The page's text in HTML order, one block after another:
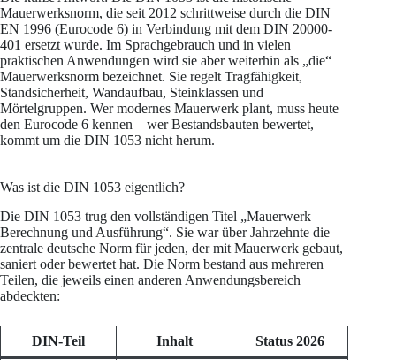
Mauerwerksnorm, die seit 2012 schrittweise durch die DIN
EN 1996 (Eurocode 6) in Verbindung mit dem DIN 20000-
401 ersetzt wurde. Im Sprachgebrauch und in vielen
praktischen Anwendungen wird sie aber weiterhin als „die“
Mauerwerksnorm bezeichnet. Sie regelt Tragfähigkeit,
Standsicherheit, Wandaufbau, Steinklassen und
Mörtelgruppen. Wer modernes Mauerwerk plant, muss heute
den Eurocode 6 kennen – wer Bestandsbauten bewertet,
kommt um die DIN 1053 nicht herum.
Was ist die DIN 1053 eigentlich?
Die DIN 1053 trug den vollständigen Titel „Mauerwerk –
Berechnung und Ausführung“. Sie war über Jahrzehnte die
zentrale deutsche Norm für jeden, der mit Mauerwerk gebaut,
saniert oder bewertet hat. Die Norm bestand aus mehreren
Teilen, die jeweils einen anderen Anwendungsbereich
abdeckten:
DIN-Teil Inhalt Status 2026